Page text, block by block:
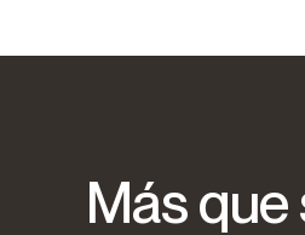
Más que